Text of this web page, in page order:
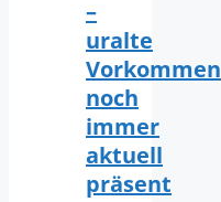
–
uralte
Vorkommen
noch
immer
aktuell
präsent